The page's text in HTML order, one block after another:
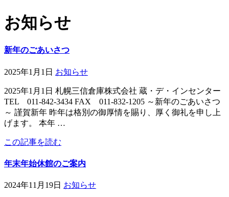
お知らせ
新年のごあいさつ
2025年1月1日 お知らせ
2025年1月1日 札幌三信倉庫株式会社 蔵・デ・インセンター
TEL 011-842-3434 FAX 011-832-1205 ～新年のごあいさつ
～ 謹賀新年 昨年は格別の御厚情を賜り、厚く御礼を申し上
げます。 本年 …
この記事を読む
年末年始休館のご案内
2024年11月19日 お知らせ